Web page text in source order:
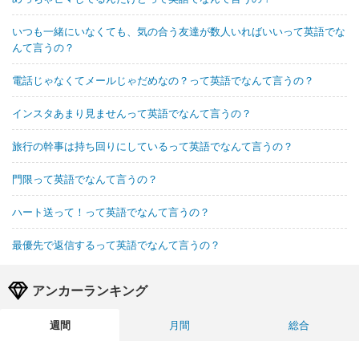
いつも一緒にいなくても、気の合う友達が数人いればいいって英語でな
んて言うの？
電話じゃなくてメールじゃだめなの？って英語でなんて言うの？
インスタあまり見ませんって英語でなんて言うの？
旅行の幹事は持ち回りにしているって英語でなんて言うの？
門限って英語でなんて言うの？
ハート送って！って英語でなんて言うの？
最優先で返信するって英語でなんて言うの？
アンカーランキング
週間 月間
総合